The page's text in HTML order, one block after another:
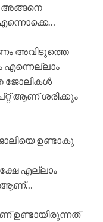
അങ്ങനെ
അവിടുത്തെ
ജോലികൾ
ആണ് ശരിക്കും
ഉണ്ടാകു
എല്ലാം
ആണ്…
ഉണ്ടായിരുന്നത്